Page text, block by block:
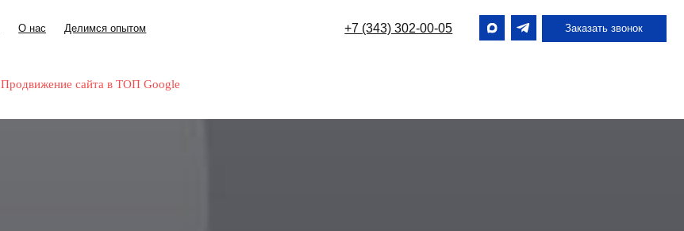
+7 (343) 302-00-05 Заказать звонок
Делимся опытом
Продвижение сайта в ТОП Google